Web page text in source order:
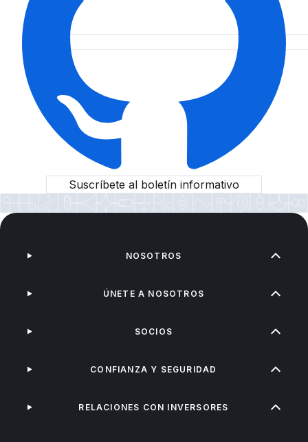
Suscríbete al boletín informativo
NOSOTROS
ÚNETE A NOSOTROS
SOCIOS
CONFIANZA Y SEGURIDAD
RELACIONES CON INVERSORES